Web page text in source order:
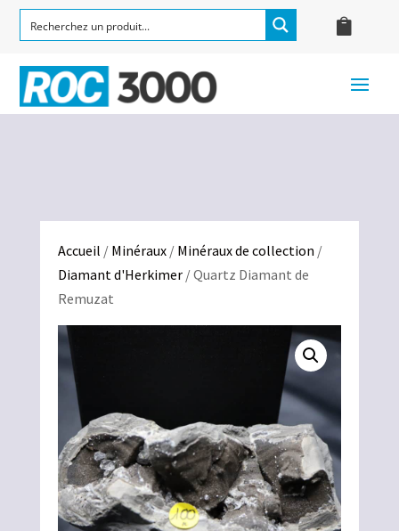
Accueil / Minéraux/ Minéraux de collection /
Diamant d'Herkimer/ Quartz Diamant de
Remuzat